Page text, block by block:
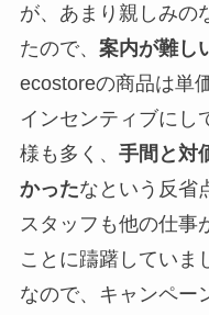
が、あまり親しみの
たので、 案内が難し
ecostoreの商品は単
インセンティブにし
様も多く、 手間と対
かったなという反省
スタッフも他の仕事
ことに躊躇していま
なので、キャンペー